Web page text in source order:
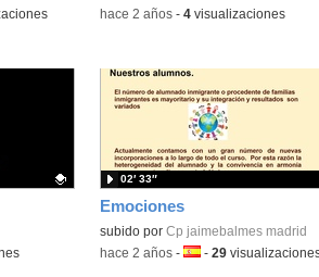
-hace 2 años- 4visualizaciones
Emociones
Contenido educativo.
subido por Cp jaimebalmes madrid
02′ 33″
-hace 2 años- Idioma:
- 29